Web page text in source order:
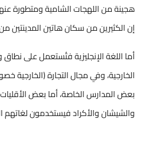
هجينة من اللهجات الشامية ومتطورة
إن الكثيرين من سكان هاتين المدينتين
أما اللغة الإنجليزية فتُستعمل على
الخارجية، وفي مجال التجارة (الخارجية
بعض المدارس الخاصة، أما بعض
والشيشان والأكراد فيستخدمون